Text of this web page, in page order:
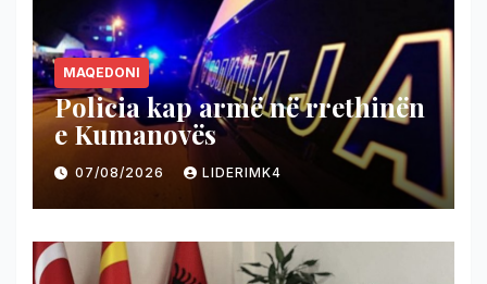
MAQEDONI
Policia kap armë në rrethinën
e Kumanovës
07/08/2026 LIDERIMK4